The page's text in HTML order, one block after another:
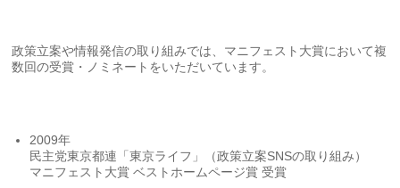
政策立案や情報発信の取り組みでは、マニフェスト大賞において複
数回の受賞・ノミネートをいただいています。
2009年
民主党東京都連「東京ライフ」（政策立案SNSの取り組み）
マニフェスト大賞 ベストホームページ賞 受賞